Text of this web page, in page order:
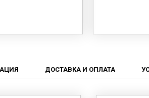
ДОСТАВКА И ОПЛАТА